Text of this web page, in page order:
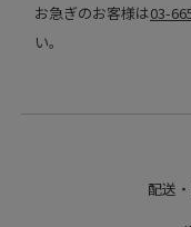
お急ぎのお客様は03-
い。
配送